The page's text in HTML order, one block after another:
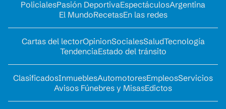
PolicialesPasión DeportivaEspectáculosArgentina
El MundoRecetasEn las redes
Cartas del lectorOpinionSocialesSaludTecnología
TendenciaEstado del tránsito
ClasificadosInmueblesAutomotoresEmpleosServicios
Avisos Fúnebres y MisasEdictos